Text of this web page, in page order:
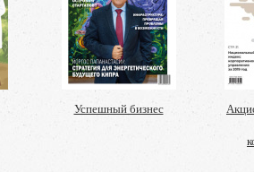
Успешный бизнес